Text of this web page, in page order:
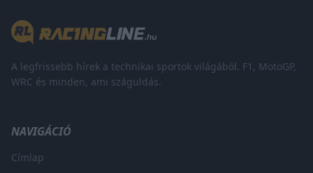
A legfrissebb hírek a technikai sportok világából. F1, MotoGP,
WRC és minden, ami száguldás.
NAVIGÁCIÓ
Címlap